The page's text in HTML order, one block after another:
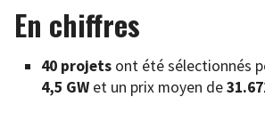
En chiffres
40 projets ont été sélectionnés
4,5 GW et un prix moyen de